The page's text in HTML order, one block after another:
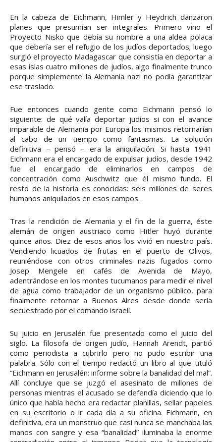
En la cabeza de Eichmann, Himler y Heydrich danzaron
planes que presumían ser integrales. Primero vino el
Proyecto Nisko que debía su nombre a una aldea polaca
que debería ser el refugio de los judíos deportados; luego
surgió el proyecto Madagascar que consistía en deportar a
esas islas cuatro millones de judíos, algo finalmente trunco
porque simplemente la Alemania nazi no podía garantizar
ese traslado.
Fue entonces cuando gente como Eichmann pensó lo
siguiente: de qué valía deportar judíos si con el avance
imparable de Alemania por Europa los mismos retornarían
al cabo de un tiempo como fantasmas. La solución
definitiva – pensó – era la aniquilación. Si hasta 1941
Eichmann era el encargado de expulsar judíos, desde 1942
fue el encargado de eliminarlos en campos de
concentración como Auschwitz que él mismo fundo. El
resto de la historia es conocidas: seis millones de seres
humanos aniquilados en esos campos.
Tras la rendición de Alemania y el fin de la guerra, éste
alemán de origen austriaco como Hitler huyó durante
quince años. Diez de esos años los vivió en nuestro país.
Vendiendo licuados de frutas en el puerto de Olivos,
reuniéndose con otros criminales nazis fugados como
Josep Mengele en cafés de Avenida de Mayo,
adentrándose en los montes tucumanos para medir el nivel
de agua como trabajador de un organismo público, para
finalmente retornar a Buenos Aires desde donde sería
secuestrado por el comando israelí.
Su juicio en Jerusalén fue presentado como el juicio del
siglo. La filosofa de origen judío, Hannah Arendt, partió
como periodista a cubrirlo pero no pudo escribir una
palabra. Sólo con el tiempo redactó un libro al que tituló
“Eichmann en Jerusalén: informe sobre la banalidad del mal”.
Allí concluye que se juzgó el asesinato de millones de
personas mientras el acusado se defendía diciendo que lo
único que había hecho era redactar planillas, sellar papeles
en su escritorio o ir cada día a su oficina. Eichmann, en
definitiva, era un monstruo que casi nunca se manchaba las
manos con sangre y esa “banalidad” iluminaba la enorme